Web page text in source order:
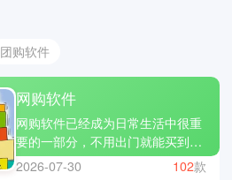
团购软件
网购软件
网购软件已经成为日常生活中很重
要的一部分，不用出门就能买到各
种生活用品、衣服、数码产品等。
2026-07-30 102款